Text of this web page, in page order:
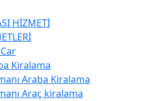
HİZMETİ
Kiralama
Araba Kiralama
Araç kiralama